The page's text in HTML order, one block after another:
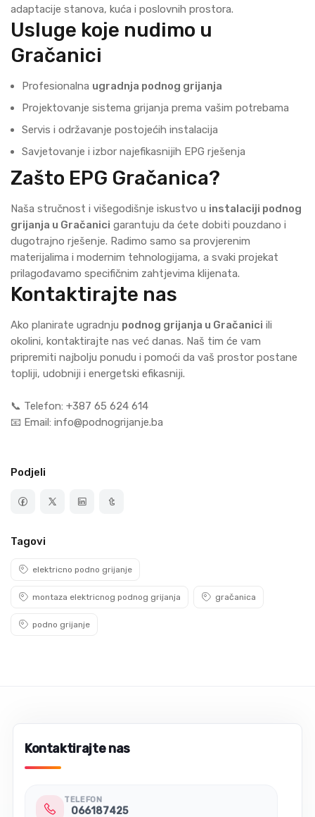
adaptacije stanova, kuća i poslovnih prostora.
Usluge koje nudimo u
Gračanici
Profesionalna ugradnja podnog grijanja
Projektovanje sistema grijanja prema vašim potrebama
Servis i održavanje postojećih instalacija
Savjetovanje i izbor najefikasnijih EPG rješenja
Zašto EPG Gračanica?
Naša stručnost i višegodišnje iskustvo u instalaciji podnog
grijanja u Gračanici garantuju da ćete dobiti pouzdano i
dugotrajno rješenje. Radimo samo sa provjerenim
materijalima i modernim tehnologijama, a svaki projekat
prilagođavamo specifičnim zahtjevima klijenata.
Kontaktirajte nas
Ako planirate ugradnju podnog grijanja u Gračanici ili
okolini, kontaktirajte nas već danas. Naš tim će vam
pripremiti najbolju ponudu i pomoći da vaš prostor postane
topliji, udobniji i energetski efikasniji.
📞 Telefon: +387 65 624 614
📧 Email: info@podnogrijanje.ba
Podjeli
Tagovi
elektricno podno grijanje
montaza elektricnog podnog grijanja gračanica
podno grijanje
Kontaktirajte nas
TELEFON
066187425